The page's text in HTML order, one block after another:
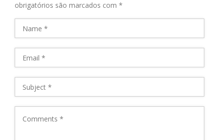
obrigatórios são marcados com *